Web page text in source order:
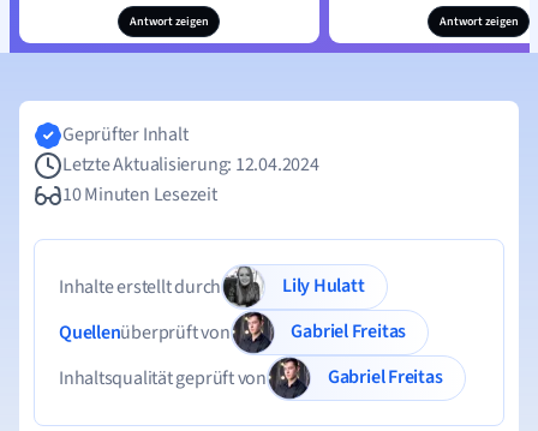
Antwort zeigen Antwort zeigen
Geprüfter Inhalt
Letzte Aktualisierung: 12.04.2024
10 Minuten Lesezeit
Inhalte erstellt durch
Lily Hulatt
Quellenüberprüft von
Gabriel Freitas
Inhaltsqualität geprüft von
Gabriel Freitas